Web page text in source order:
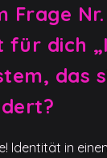
Frage Nr.
für dich
das
Identität in